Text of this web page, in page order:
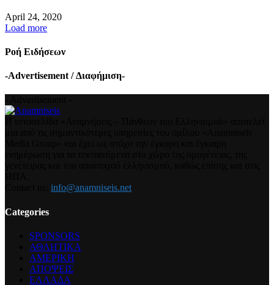
April 24, 2020
Load more
Ροή Ειδήσεων
-Advertisement / Διαφήμιση-
info@anamniseis.net
Categories
SPONSORS
ΑΘΛΗΤΙΚΑ
ΑΜΕΡΙΚΗ
ΑΠΟΨΕΙΣ
ΕΛΛΑΔΑ